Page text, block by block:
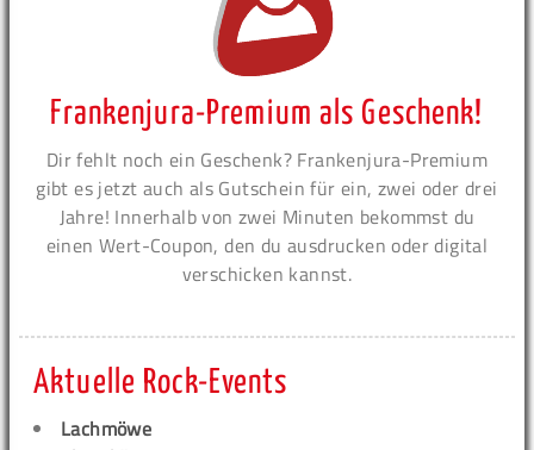
Frankenjura-Premium als Geschenk!
Dir fehlt noch ein Geschenk? Frankenjura-Premium
gibt es jetzt auch als Gutschein für ein, zwei oder drei
Jahre! Innerhalb von zwei Minuten bekommst du
einen Wert-Coupon, den du ausdrucken oder digital
verschicken kannst.
Aktuelle Rock-Events
Lachmöwe